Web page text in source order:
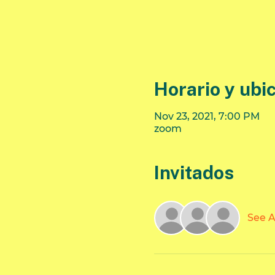
Horario y
Nov 23, 2021, 7:00 PM
zoom
Invitados
See